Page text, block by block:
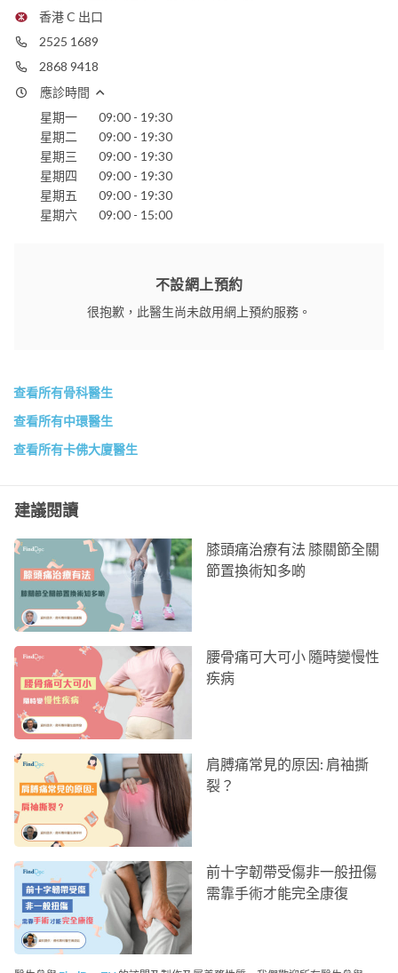
WhatsApp:
hochinglun@gmail.com
養和醫院
香港浸信會醫院
香港港安醫院 - 司徒拔道
明德國際醫院
聖保祿醫院
聖德肋撒醫院
香港 C 出口
2525 1689
2868 9418
應診時間
星期一
09:00 - 19:30
星期二
09:00 - 19:30
星期三
09:00 - 19:30
星期四
09:00 - 19:30
星期五
09:00 - 19:30
星期六
09:00 - 15:00
不設網上預約
很抱歉，此醫生尚未啟用網上預約服務。
查看所有骨科醫生
查看所有中環醫生
查看所有卡佛大廈醫生
建議閱讀
膝頭痛治療有法 膝關節全關
節置換術知多啲
腰骨痛可大可小 隨時變慢性
疾病
肩膊痛常見的原因: 肩袖撕
裂？
前十字韌帶受傷非一般扭傷
需靠手術才能完全康復